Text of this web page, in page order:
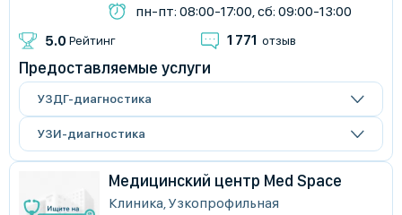
пн-пт: 08:00-17:00, сб: 09:00-13:00
5.0 Рейтинг 1 771 отзыв
Предоставляемые услуги
УЗДГ-диагностика
УЗИ-диагностика
Медицинский центр Med Space
Клиника, Узкопрофильная